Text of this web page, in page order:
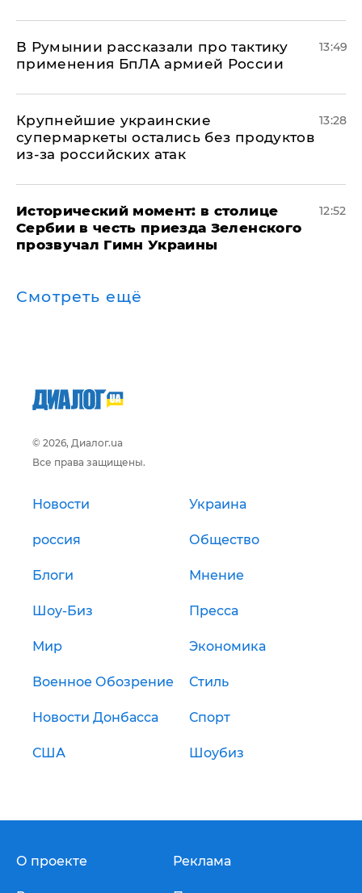
В Румынии рассказали про тактику
применения БпЛА армией России
13:49
Крупнейшие украинские
супермаркеты остались без продуктов
из-за российских атак
13:28
Исторический момент: в столице
Сербии в честь приезда Зеленского
прозвучал Гимн Украины
12:52
Смотреть ещё
© 2026, Диалог.ua
Все права защищены.
Новости Украина
россия Общество
Блоги Мнение
Шоу-Биз Пресса
Мир Экономика
Военное Обозрение Стиль
Новости Донбасса Спорт
США Шоубиз
О проекте Реклама